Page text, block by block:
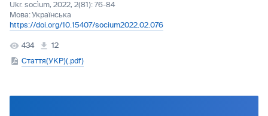
Ukr. socìum, 2022, 2(81): 76-84
Мова:Українська
https://doi.org/10.15407/socium2022.02.076
434
12
Стаття(УКР)(.pdf)